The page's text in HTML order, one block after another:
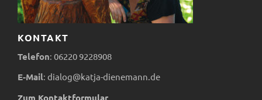
KONTAKT
Telefon: 062209228908
E-Mail: dialog@katja-dienemann.de
Zum Kontaktformular